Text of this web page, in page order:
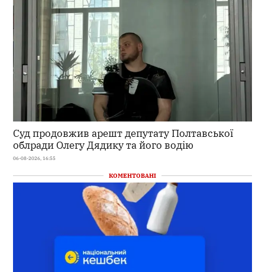
Суд продовжив арешт депутату Полтавської
облради Олегу Дядику та його водію
06-08-2026, 16:55
КОМЕНТОВАНІ